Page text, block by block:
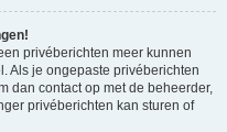
privéberichten meer kunnen
Als je ongepaste privéberichten
dan contact op met de beheerder,
privéberichten kan sturen of